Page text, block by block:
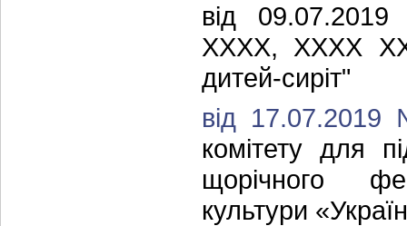
від
ХХХХ, ХХХХ
дитей-сиріт"
від
комітету для
щорічного
культури